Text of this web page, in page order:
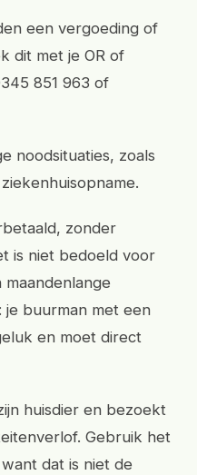
een vergoeding of
dit met je OR of
851 963 of
noodsituaties, zoals
zonder
is niet bedoeld voor
je buurman met een
en moet direct
huisdier en bezoekt
Gebruik het
dat is niet de